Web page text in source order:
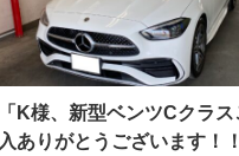
「K様、新型ベンツCクラス
入ありがとうございます！！